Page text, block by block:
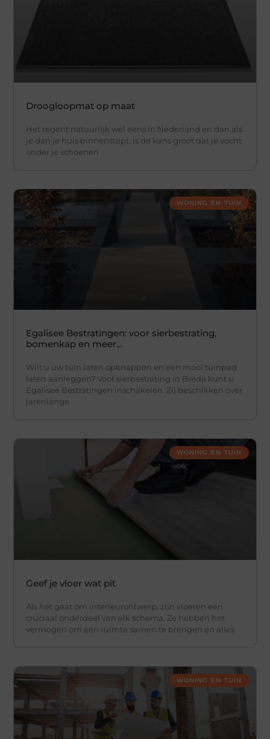
Droogloopmat op maat
Het regent natuurlijk wel eens in Nederland en dan als
je dan je huis binnenstapt, is de kans groot dat je vocht
onder je schoenen
WONING EN TUIN
Egalisee Bestratingen: voor sierbestrating,
bomenkap en meer…
Wilt u uw tuin laten opknappen en een mooi tuinpad
laten aanleggen? Voor sierbestrating in Breda kunt u
Egalisee Bestratingen inschakelen. Zij beschikken over
jarenlange
WONING EN TUIN
Geef je vloer wat pit
Als het gaat om interieurontwerp, zijn vloeren een
cruciaal onderdeel van elk schema. Ze hebben het
vermogen om een ​​ruimte samen te brengen en alles
WONING EN TUIN